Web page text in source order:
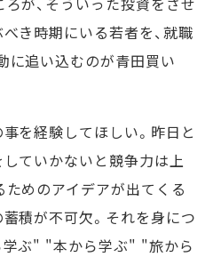
き時期にいる若者を、就職
に追い込むのが青田買い
を経験してほしい。昨日と
ていかないと競争力は上
めのアイデアが出てくる
積が不可欠。それを身につ
ぶ" "本から学ぶ" "旅から